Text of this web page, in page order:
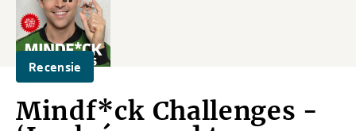
Recensie
Mindf*ck Challenges -